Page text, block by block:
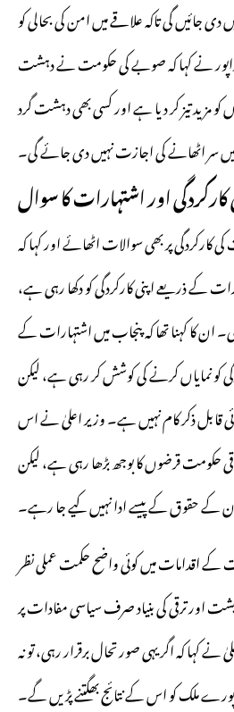
جائیں گی تاکہ علاقے میں امن کی بحالی کو
گنڈاپور نے کہا کہ صوبے کی حکومت نے دہشت
مزید تیز کر دیا ہے اور کسی بھی دہشت گرد
میں سر اٹھانے کی اجازت نہیں دی جائے گی۔
اور اشتہارات کا سوال
کارکردگی پر بھی سوالات اٹھائے اور کہا کہ
ذریعے اپنی کارکردگی کو دکھا رہی ہے،
ان کا کہنا تھا کہ پنجاب میں اشتہارات کے
کو نمایاں کرنے کی کوشش کر رہی ہے، لیکن
ذکر کام نہیں ہے۔ وزیر اعلیٰ نے اس
حکومت قرضوں کا بوجھ بڑھا رہی ہے، لیکن
کے حقوق کے پیسے ادا نہیں کیے جا رہے۔
کے اقدامات میں کوئی واضح حکمت عملی نظر
اور ترقی کی بنیاد صرف سیاسی مفادات پر
کہا کہ اگر یہی صورتحال برقرار رہی، تو نہ
پورے ملک کو اس کے نتائج بھگتنے پڑیں گے۔